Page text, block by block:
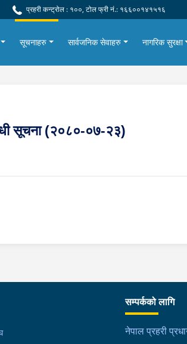
प्रहरी कन्ट्रोल : १००, टोल फ्री नं.: १६६००१४१५१६
सूचनाहरु सार्वजनिक सेवाहरु नागरिक सुरक्षा
सूचना (२०८०-०७-२३)
सम्पर्कको लागि
नेपाल प्रहरी